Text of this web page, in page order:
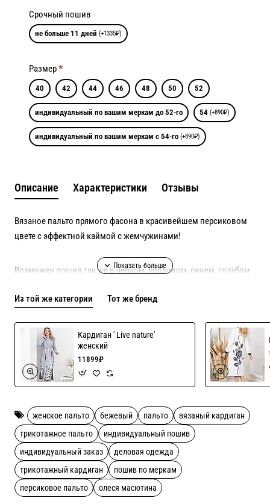
Срочный пошив
не больше 11 дней (+1335₽)
Размер
40 42 44 46 48 50 52
индивидуальный по вашим меркам до 52-го 54 (+890₽)
индивидуальный по вашим меркам с 54-го (+890₽)
Описание Характеристики Отзывы
Вязаное пальто прямого фасона в красивейшем персиковом
цвете с эффектной каймой с жемчужинами!
Возможен пошив так же в черном, бордовом, синем, голубом
Рекомендации по уходу ручная стирка
Из той же категории Тот же бренд
Кардиган ' Live nature'
женский
11899₽
женское пальто бежевый пальто
вязаный кардиган
трикотажное пальто
индивидуальный пошив
индивидуальный заказ
деловая одежда
трикотажный кардиган
пошив по меркам
персиковое пальто
олеся масютина